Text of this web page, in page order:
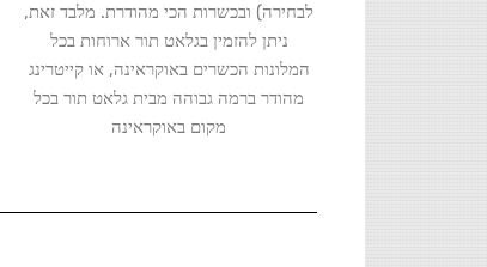
לבחירה) ובכשרות הכי מהודרת. מלבד זאת,
ניתן להזמין בגלאט תור ארוחות בכל
המלונות הכשרים באוקראינה, או קייטרינג
מהודר ברמה גבוהה מבית גלאט תור בכל
מקום באוקראינה